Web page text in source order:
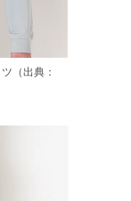
（出典：